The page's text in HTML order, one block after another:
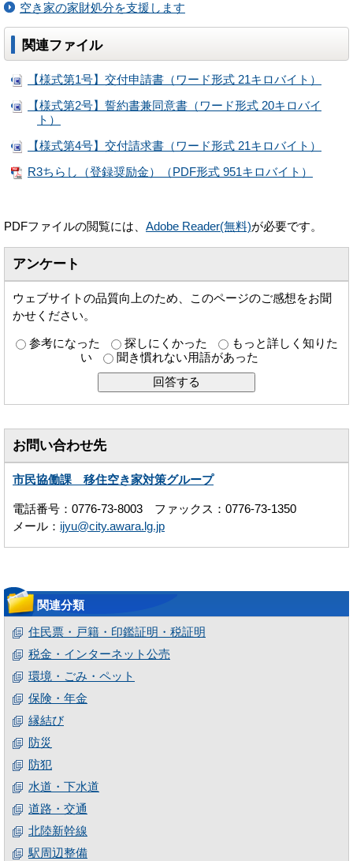
空き家の家財処分を支援します
関連ファイル
【様式第1号】交付申請書（ワード形式 21キロバイト）
【様式第2号】誓約書兼同意書（ワード形式 20キロバイ
ト）
【様式第4号】交付請求書（ワード形式 21キロバイト）
R3ちらし（登録奨励金）（PDF形式 951キロバイト）
PDFファイルの閲覧には、 Adobe Reader(無料)が必要です。
アンケート
ウェブサイトの品質向上のため、このページのご感想をお聞
かせください。
参考になった 探しにくかった
もっと詳しく知りた
い
聞き慣れない用語があった
お問い合わせ先
市民協働課 移住空き家対策グループ
電話番号：0776-73-8003 ファックス：0776-73-1350
メール： ijyu@city.awara.lg.jp
関連分類
住民票・戸籍・印鑑証明・税証明
税金・インターネット公売
環境・ごみ・ペット
保険・年金
縁結び
防災
防犯
水道・下水道
道路・交通
北陸新幹線
駅周辺整備